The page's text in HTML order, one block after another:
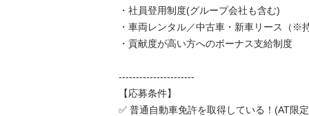
・社員登用制度(グループ会社も含む)
・車両レンタル／中古車・新車リース（※
・貢献度が高い方へのボーナス支給制度
----------------------
【応募条件】
✅ 普通自動車免許を取得している！(AT限